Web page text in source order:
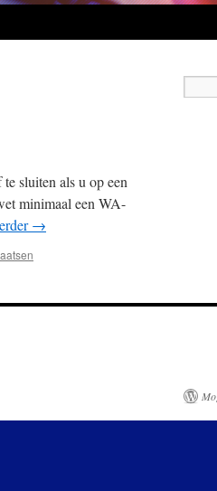
sluiten als u op een
minimaal een WA-
→